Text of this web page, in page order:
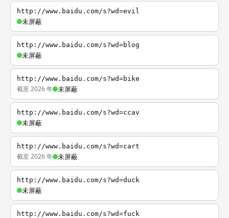
http://www.baidu.com/s?wd=evil
未屏蔽
http://www.baidu.com/s?wd=blog
未屏蔽
http://www.baidu.com/s?wd=bike
截至 2026 年 未屏蔽
http://www.baidu.com/s?wd=ccav
未屏蔽
http://www.baidu.com/s?wd=cart
截至 2026 年 未屏蔽
http://www.baidu.com/s?wd=duck
未屏蔽
http://www.baidu.com/s?wd=fuck